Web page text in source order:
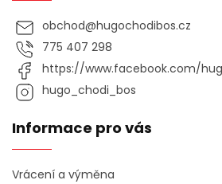
obchod@hugochodibos.cz
775 407 298
https://www.facebook.com/
hugo_chodi_bos
Informace pro vás
Vrácení a výměna